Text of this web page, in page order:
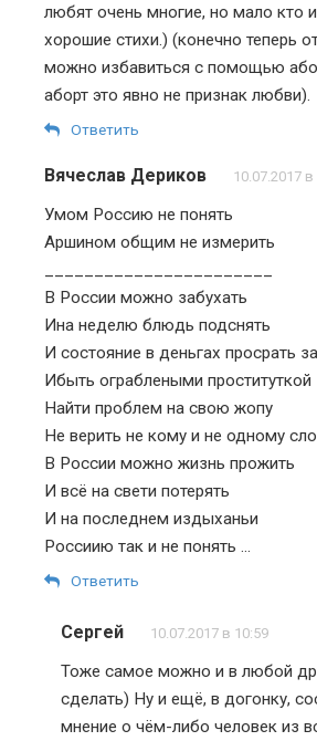
любят очень многие, но мало кто
хорошие стихи.) (конечно теперь
можно избавиться с помощью
аборт это явно не признак любви).
Ответить
Вячеслав Дериков 10.07.2017 в
Умом Россию не понять
Аршином общим не измерить
В России можно забухать
Ина неделю блюдь подснять
И состояние в деньгах просрать
Ибыть ограблеными проституткой
Найти проблем на свою жопу
Не верить не кому и не одному
В России можно жизнь прожить
И всё на свети потерять
И на последнем издыханьи
Россиию так и не понять …
Ответить
Сергей 10.07.2017 в 10:59
Тоже самое можно и в любой
сделать) Ну и ещё, в догонку,
мнение о чём-либо человек из